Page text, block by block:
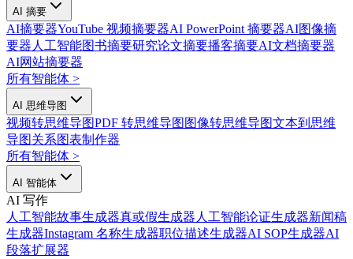
AI 摘要
AI摘要器YouTube 视频摘要器AI PowerPoint 摘要器AI图像摘
要器 人工智能图书摘要研究论文摘要播客摘要AI文档摘要器
AI网站摘要器
所有智能体 >
AI 思维导图
视频转思维导图PDF 转思维导图 图像转思维导图文本到思维
导图关系图表制作器
所有智能体 >
AI 智能体
AI 写作
人工智能故事生成器真或假生成器 人工智能论证生成器新闻稿
生成器Instagram 名称生成器职位描述生成器AI SOP生成器AI
段落扩展器